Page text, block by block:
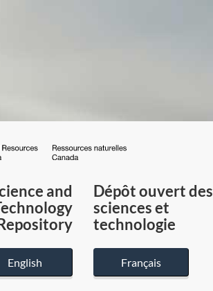
du
Canada
and
English
Dépôt ouvert des
sciences et
technologie
Français